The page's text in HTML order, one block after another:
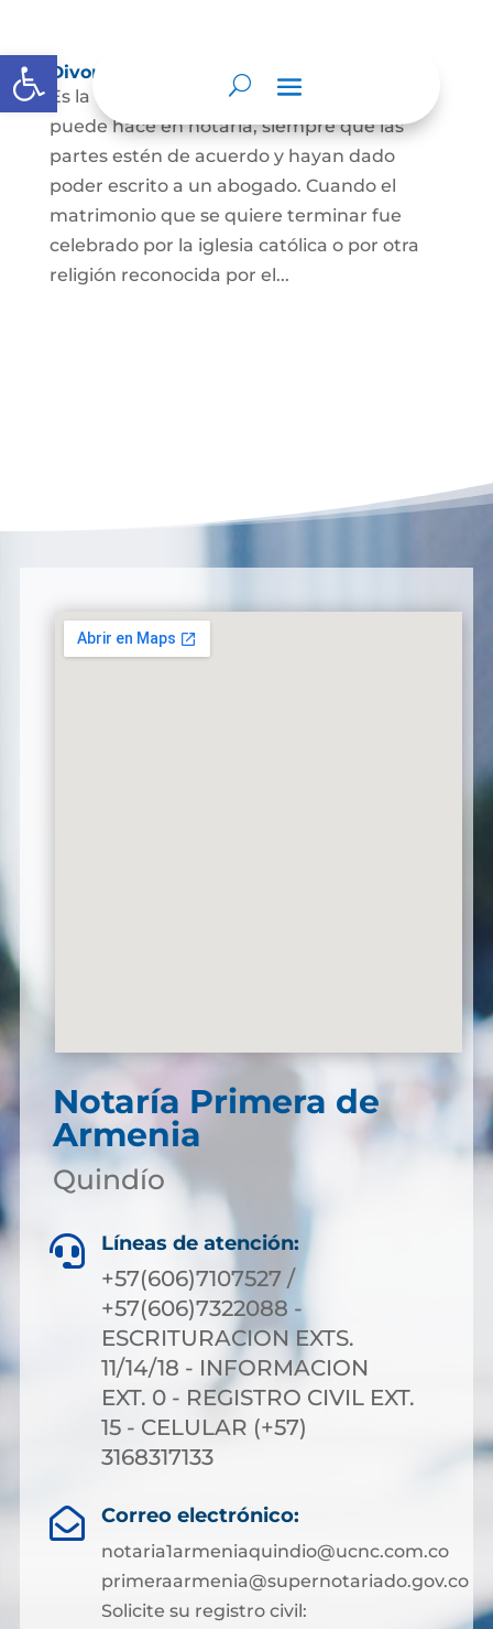
Abrir barra de herramientas
Divorcio
Es la terminación del Matrimonio Civil y se
puede hace en notaría, siempre que las
partes estén de acuerdo y hayan dado
poder escrito a un abogado. Cuando el
matrimonio que se quiere terminar fue
celebrado por la iglesia católica o por otra
religión reconocida por el...
Notaría Primera de
Armenia
Quindío
 Líneas de atención:
+57(606)7107527 /
+57(606)7322088 -
ESCRITURACION EXTS.
11/14/18 - INFORMACION
EXT. 0 - REGISTRO CIVIL EXT.
15 - CELULAR (+57)
3168317133
 Correo electrónico:
notaria1armeniaquindio@ucnc.com.co
primeraarmenia@supernotariado.gov.co
Solicite su registro civil: